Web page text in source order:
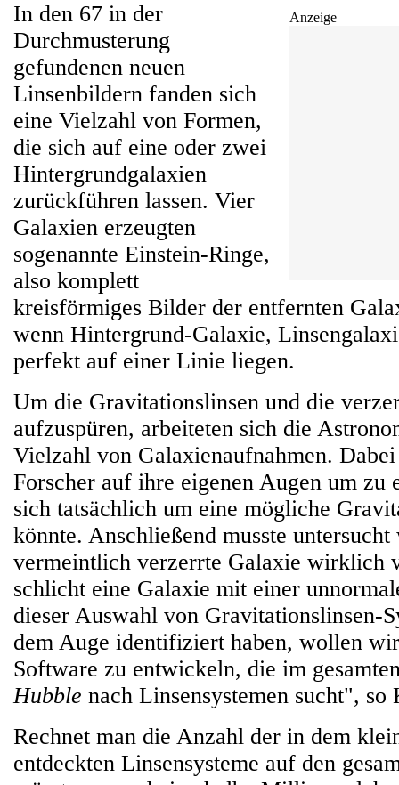
Anzeige
In den 67 in der
Durchmusterung
gefundenen neuen
Linsenbildern fanden sich
eine Vielzahl von Formen,
die sich auf eine oder zwei
Hintergrundgalaxien
zurückführen lassen. Vier
Galaxien erzeugten
sogenannte Einstein-Ringe,
also komplett
kreisförmiges Bilder der entfernten
wenn Hintergrund-Galaxie,
perfekt auf einer Linie liegen.
Um die Gravitationslinsen und die
aufzuspüren, arbeiteten sich die
Vielzahl von Galaxienaufnahmen.
Forscher auf ihre eigenen Augen um zu
sich tatsächlich um eine mögliche
könnte. Anschließend musste
vermeintlich verzerrte Galaxie wirklich
schlicht eine Galaxie mit einer
dieser Auswahl von Gravitationslinsen-
dem Auge identifiziert haben, wollen
Software zu entwickeln, die im
Hubble nach Linsensystemen sucht", so
Rechnet man die Anzahl der in dem
entdeckten Linsensysteme auf den